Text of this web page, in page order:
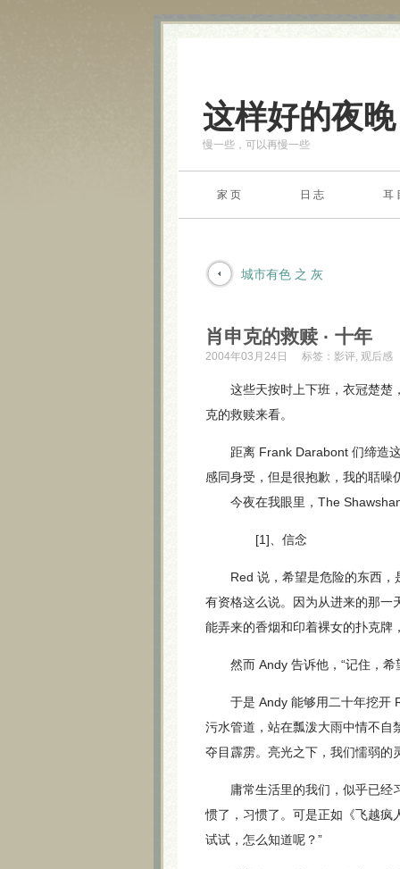
这样好的夜晚
慢一些，可以再慢一些
家 页 日 志 耳
城市有色 之 灰
肖申克的救赎 · 十年
2004年03月24日 标签： 影评, 观后感
这些天按时上下班，衣冠楚楚
克的救赎来看。
距离 Frank Darabont 们缔造这
感同身受，但是很抱歉，我的聒噪
今夜在我眼里，The
[1]、信念
Red 说，希望是危险的东西，
有资格这么说。因为从进来的那一
能弄来的香烟和印着裸女的扑克牌
然而 Andy 告诉他，“记住，希
于是 Andy 能够用二十年挖开
污水管道，站在瓢泼大雨中情不自
夺目霹雳。亮光之下，我们懦弱的
庸常生活里的我们，似乎已经习
惯了，习惯了。可是正如《飞越疯
试试，怎么知道呢？”